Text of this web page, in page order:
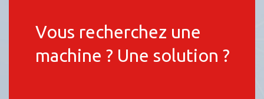
Vous recherchez une
machine ? Une solution ?